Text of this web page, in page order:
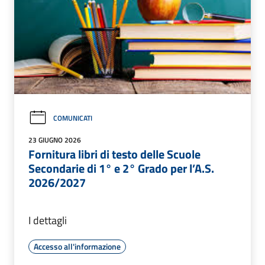
COMUNICATI
23 GIUGNO 2026
Fornitura libri di testo delle Scuole
Secondarie di 1° e 2° Grado per l’A.S.
2026/2027
I dettagli
Accesso all'informazione